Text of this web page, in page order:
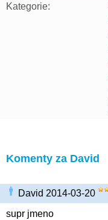
Kategorie:
Komenty za David
David 2014-03-20
supr jmeno